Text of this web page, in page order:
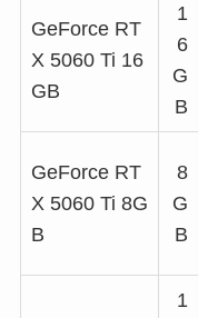
GeForce RT
X 5060 Ti 16
GB
1
6
G
B
GeForce RT
X 5060 Ti 8G
B
8
G
B
1